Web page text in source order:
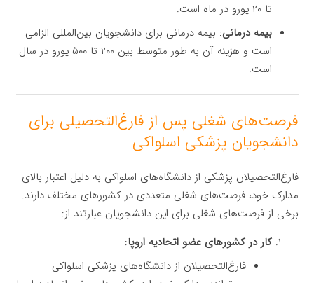
تا ۲۰ یورو در ماه است.
بیمه درمانی: بیمه درمانی برای دانشجویان بین‌المللی الزامی
است و هزینه آن به طور متوسط بین ۲۰۰ تا ۵۰۰ یورو در سال
است.
فرصت‌های شغلی پس از فارغ‌التحصیلی برای
دانشجویان پزشکی اسلواکی
فارغ‌التحصیلان پزشکی از دانشگاه‌های اسلواکی به دلیل اعتبار بالای
مدارک خود، فرصت‌های شغلی متعددی در کشورهای مختلف دارند.
برخی از فرصت‌های شغلی برای این دانشجویان عبارتند از:
کار در کشورهای عضو اتحادیه اروپا:
فارغ‌التحصیلان از دانشگاه‌های پزشکی اسلواکی